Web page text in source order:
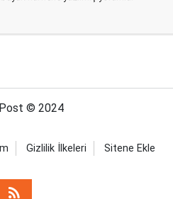
© 2024
Gizlilik İlkeleri Sitene Ekle